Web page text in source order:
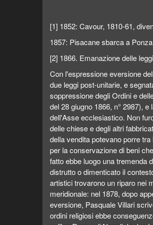
[1] 1852: Cavour, 1810-61,
1857: Pisacane sbarca a
[2] 1866. Emanazione delle
Con l'espressione eversione
due leggi post-unitarie, e
soppressione degli Ordini e
del 28 giugno 1866, n° 2987),
dell'Asse ecclesiastico. Non
delle chiese e degli altri
della vendita potevano porre
per la conservazione di beni
fatto ebbe luogo una tremenda
distrutto o dimenticato il
artistici trovarono un riparo nei
meridionale: nel 1878, dopo
eversione, Pasquale Villari
ordini religiosi ebbe